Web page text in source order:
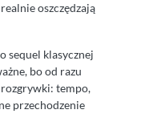
oszczędzają
sequel klasycznej
bo od razu
tempo,
przechodzenie